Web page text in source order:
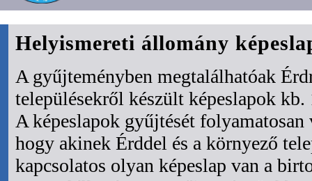
Helyismereti állomány
A gyűjteményben megtalálhatóak
településekről készült képeslapok
A képeslapok gyűjtését
hogy akinek Érddel és a környező
kapcsolatos olyan képeslap van a